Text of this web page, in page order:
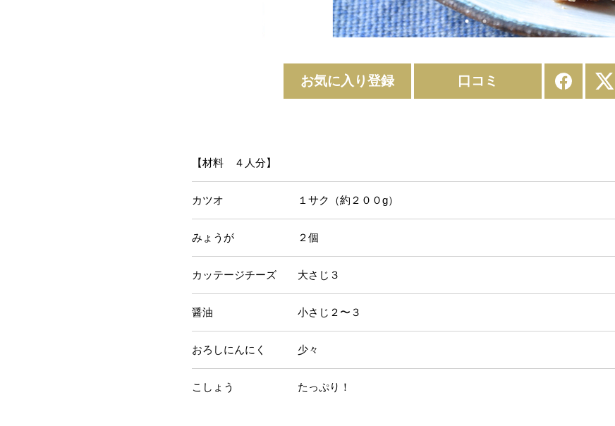
お気に入り登録 口コミ
【材料 ４人分】
カツオ １サク（約２００g）
みょうが ２個
カッテージチーズ 大さじ３
醤油 小さじ２〜３
おろしにんにく 少々
こしょう たっぷり！